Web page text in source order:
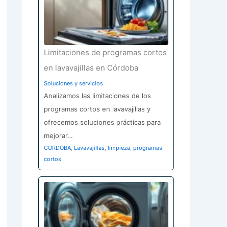
Limitaciones de programas cortos
en lavavajillas en Córdoba
Soluciones y servicios
Analizamos las limitaciones de los
programas cortos en lavavajillas y
ofrecemos soluciones prácticas para
mejorar…
CORDOBA, Lavavajillas, limpieza, programas
cortos